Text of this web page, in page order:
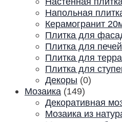
Напольная
Керамогранит
Плитка для
Плитка для
Плитка для
Плитка для
Декоры (0)
Мозаика (149)
Декоративная
Мозаика из